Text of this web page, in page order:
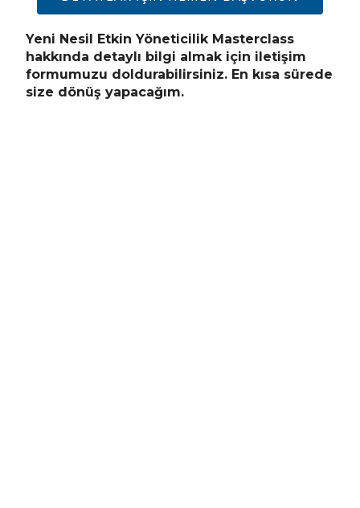
Yeni Nesil Etkin Yöneticilik Masterclass
hakkında detaylı bilgi almak için iletişim
formumuzu doldurabilirsiniz. En kısa sürede
size dönüş yapacağım.